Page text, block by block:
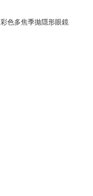
彩色多焦季拋隱形眼鏡